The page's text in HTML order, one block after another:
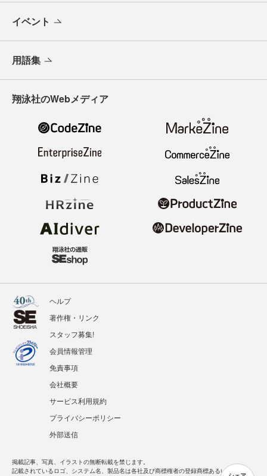
イベント
用語集
翔泳社のWebメディア
ヘルプ
著作権・リンク
スタッフ募集!
会員情報管理
免責事項
会社概要
サービス利用規約
プライバシーポリシー
外部送信
掲載記事、写真、イラストの無断転載を禁じます。
記載されているロゴ、システム名、製品名は各社及び商標権者の登録商標あるいは商標で